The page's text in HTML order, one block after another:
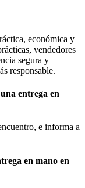
económica y
vendedores
segura y
responsable.
entrega en
e informa a
en mano en